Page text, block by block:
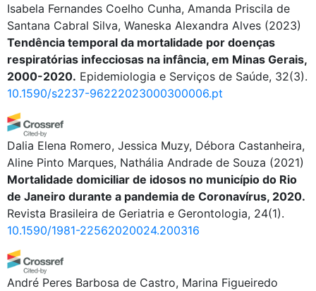
Isabela Fernandes Coelho Cunha, Amanda Priscila de
Santana Cabral Silva, Waneska Alexandra Alves (2023)
Tendência temporal da mortalidade por doenças
respiratórias infecciosas na infância, em Minas Gerais,
2000-2020. Epidemiologia e Serviços de Saúde, 32(3).
10.1590/s2237-96222023000300006.pt
Dalia Elena Romero, Jessica Muzy, Débora Castanheira,
Aline Pinto Marques, Nathália Andrade de Souza (2021)
Mortalidade domiciliar de idosos no município do Rio
de Janeiro durante a pandemia de Coronavírus, 2020.
Revista Brasileira de Geriatria e Gerontologia, 24(1).
10.1590/1981-22562020024.200316
André Peres Barbosa de Castro, Marina Figueiredo